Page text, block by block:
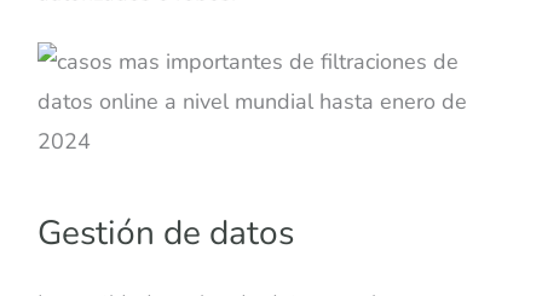
Gestión de datos